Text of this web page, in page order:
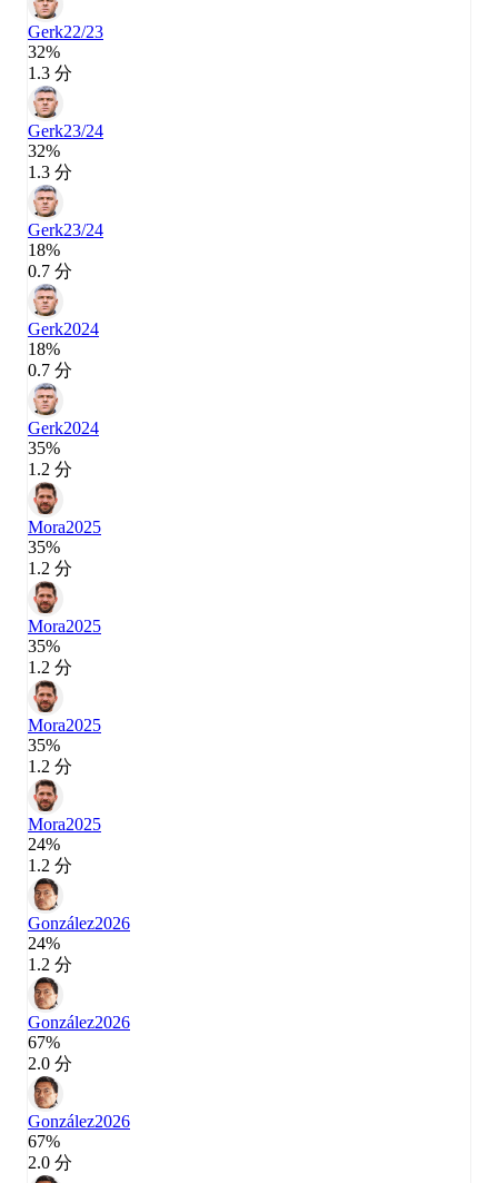
Gerk22/23
32%
1.3 分
Gerk23/24
32%
1.3 分
Gerk23/24
18%
0.7 分
Gerk2024
18%
0.7 分
Gerk2024
35%
1.2 分
Mora2025
35%
1.2 分
Mora2025
35%
1.2 分
Mora2025
35%
1.2 分
Mora2025
24%
1.2 分
González2026
24%
1.2 分
González2026
67%
2.0 分
González2026
67%
2.0 分